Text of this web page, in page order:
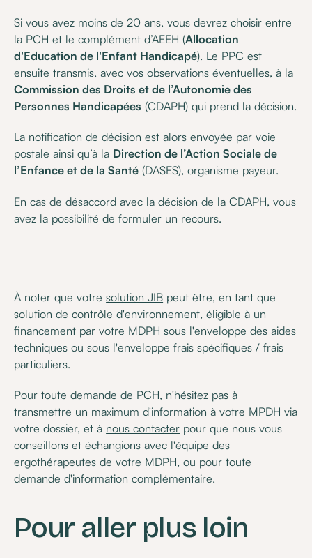
Si vous avez moins de 20 ans, vous devrez choisir entre
la PCH et le complément d’AEEH (Allocation
d'Education de l'Enfant Handicapé). Le PPC est
ensuite transmis, avec vos observations éventuelles, à la
Commission des Droits et de l’Autonomie des
Personnes Handicapées (CDAPH) qui prend la décision.
La notification de décision est alors envoyée par voie
postale ainsi qu’à la Direction de l’Action Sociale de
l’Enfance et de la Santé (DASES), organisme payeur.
En cas de désaccord avec la décision de la CDAPH, vous
avez la possibilité de formuler un recours.
À noter que votresolution JIB peut être, en tant que
solution de contrôle d'environnement, éligible à un
financement par votre MDPH sous l'enveloppe des aides
techniques ou sous l'enveloppe frais spécifiques / frais
particuliers.
Pour toute demande de PCH, n'hésitez pas à
transmettre un maximum d'information à votre MPDH via
votre dossier, et à nous contacter pour que nous vous
conseillons et échangions avec l'équipe des
ergothérapeutes de votre MDPH, ou pour toute
demande d'information complémentaire.
Pour aller plus loin